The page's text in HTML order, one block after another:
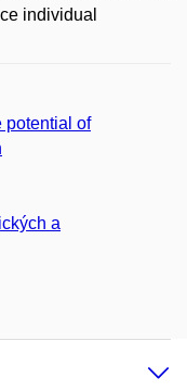
individual
potential of
a